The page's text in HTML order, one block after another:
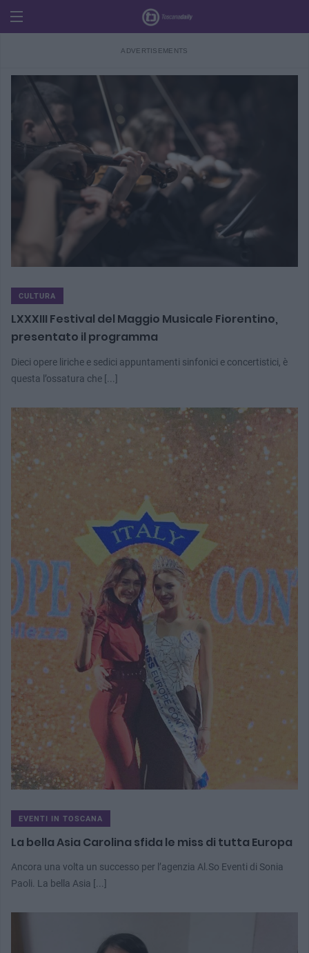
CULTURA
LXXXIII Festival del Maggio Musicale Fiorentino,
presentato il programma
Dieci opere liriche e sedici appuntamenti sinfonici e concertistici, è
questa l’ossatura che [...]
EVENTI IN TOSCANA
La bella Asia Carolina sfida le miss di tutta Europa
Ancora una volta un successo per l’agenzia Al.So Eventi di Sonia
Paoli. La bella Asia [...]